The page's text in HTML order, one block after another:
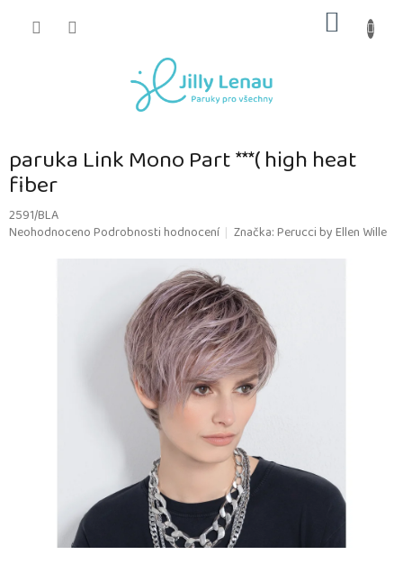
KOŠÍK
paruka Link Mono Part ***( high heat
fiber
2591/BLA
Průměrné
NeohodnocenoPodrobnosti hodnocení Značka:Perucci by Ellen Wille